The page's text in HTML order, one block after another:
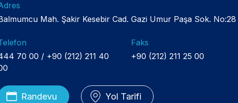
Mah. Şakir Kesebir Cad. Gazi Umur Paşa Sok.
70 00 / +90 (212) 211 40
Faks
+90 (212) 211 25 00
Randevu Yol Tarifi